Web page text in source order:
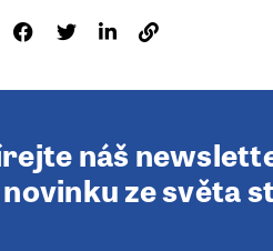
náš
ze světa